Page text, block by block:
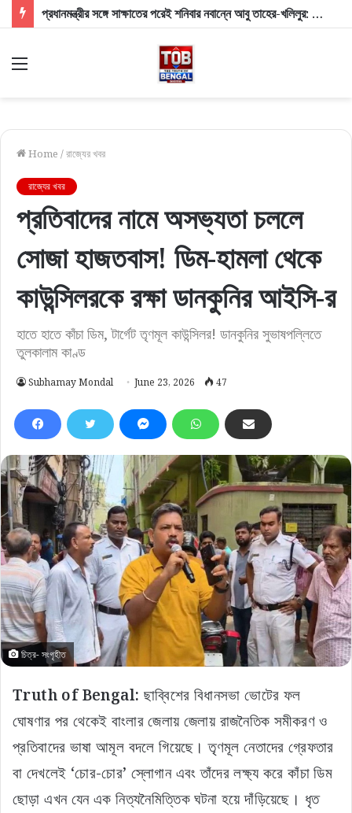
প্রধানমন্ত্রীর সঙ্গে সাক্ষাতের পরেই শনিবার নবান্নে আবু তাহের-খলিলুর: মুখ্যমন্ত্রীর দুয়ারে দুই সাংসদ, চর্চায় ভোটার তালিকা ও মাইক বিতর্ক
Menu
Home /রাজ্যের খবর
রাজ্যের খবর
প্রতিবাদের নামে অসভ্যতা চললে
সোজা হাজতবাস! ডিম-হামলা থেকে
কাউন্সিলরকে রক্ষা ডানকুনির আইসি-র
হাতে হাতে কাঁচা ডিম, টার্গেট তৃণমূল কাউন্সিলর! ডানকুনির সুভাষপল্লিতে
তুলকালাম কাণ্ড
Subhamay Mondal June 23, 2026 47
চিত্র- সংগৃহীত
Truth of Bengal: ছাব্বিশের বিধানসভা ভোটের ফল
ঘোষণার পর থেকেই বাংলার জেলায় জেলায় রাজনৈতিক সমীকরণ ও
প্রতিবাদের ভাষা আমূল বদলে গিয়েছে। তৃণমূল নেতাদের গ্রেফতার
বা দেখলেই ‘চোর-চোর’ স্লোগান এবং তাঁদের লক্ষ্য করে কাঁচা ডিম
ছোড়া এখন যেন এক নিত্যনৈমিত্তিক ঘটনা হয়ে দাঁড়িয়েছে। ধৃত